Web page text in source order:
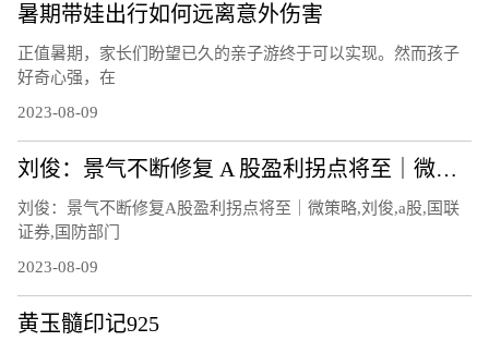
暑期带娃出行如何远离意外伤害
正值暑期，家长们盼望已久的亲子游终于可以实现。然而孩子
好奇心强，在
2023-08-09
刘俊：景气不断修复 A 股盈利拐点将至｜微策略
刘俊：景气不断修复A股盈利拐点将至｜微策略,刘俊,a股,国联
证券,国防部门
2023-08-09
黄玉髓印记925